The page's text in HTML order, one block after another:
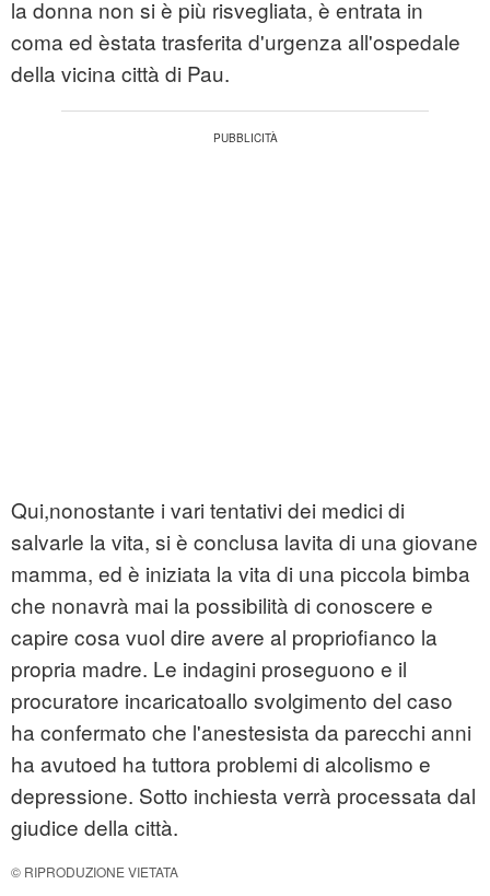
la donna non si è più risvegliata, è entrata in
coma ed èstata trasferita d'urgenza all'ospedale
della vicina città di Pau.
Qui,nonostante i vari tentativi dei medici di
salvarle la vita, si è conclusa lavita di una giovane
mamma, ed è iniziata la vita di una piccola bimba
che nonavrà mai la possibilità di conoscere e
capire cosa vuol dire avere al propriofianco la
propria madre. Le indagini proseguono e il
procuratore incaricatoallo svolgimento del caso
ha confermato che l'anestesista da parecchi anni
ha avutoed ha tuttora problemi di alcolismo e
depressione. Sotto inchiesta verrà processata dal
giudice della città.
© RIPRODUZIONE VIETATA